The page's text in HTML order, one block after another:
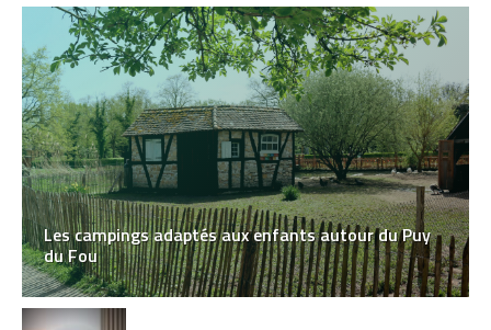
Les campings adaptés aux enfants autour du Puy
du Fou